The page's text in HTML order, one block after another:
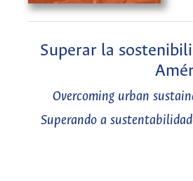
Superar la
Overcoming urban
Superando a